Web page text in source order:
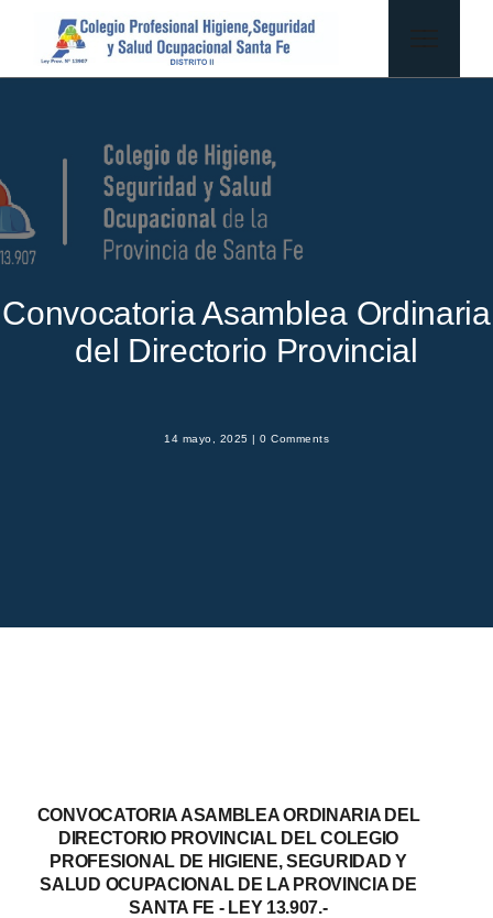
Convocatoria Asamblea Ordinaria
del Directorio Provincial
14 mayo, 2025 | 0 Comments
CONVOCATORIA ASAMBLEA ORDINARIA DEL
DIRECTORIO PROVINCIAL DEL COLEGIO
PROFESIONAL DE HIGIENE, SEGURIDAD Y
SALUD OCUPACIONAL DE LA PROVINCIA DE
SANTA FE - LEY 13.907.-